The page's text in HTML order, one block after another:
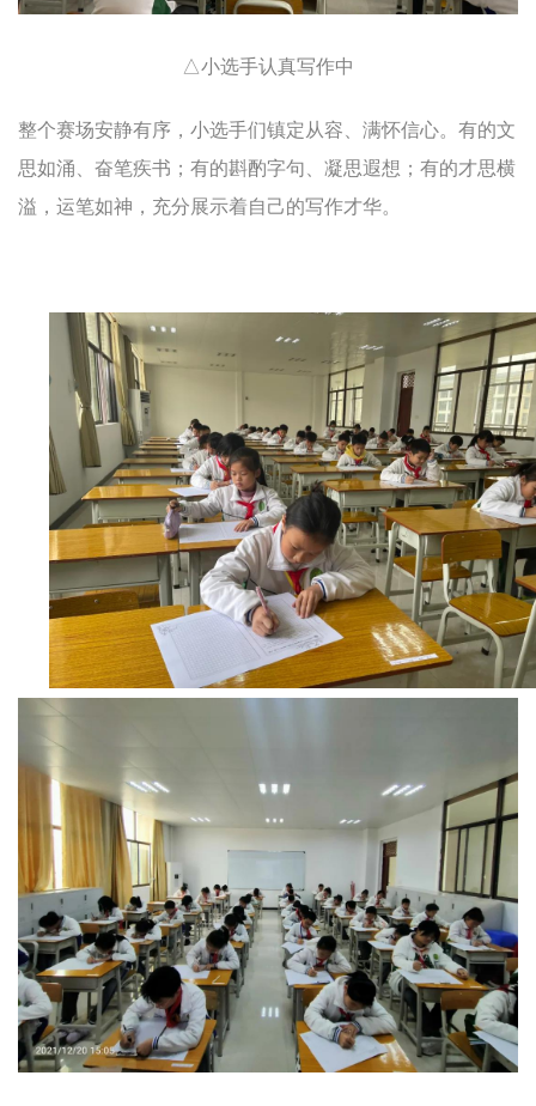
△小选手认真写作中
整个赛场安静有序，小选手们镇定从容、满怀信心。有的文
思如涌、奋笔疾书；有的斟酌字句、凝思遐想；有的才思横
溢，运笔如神，充分展示着自己的写作才华。